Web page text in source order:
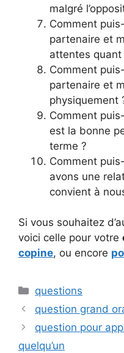
malgré
Comment
partenaire et
attentes
Comment
partenaire et
physiquement
Comment
est la bonne
terme ?
Comment
avons une
convient à
Si vous souhaitez
voici celle pour votre
copine, ou encore
Catégories
questions
question grand
question pour
quelqu’un